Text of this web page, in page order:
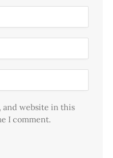
and website in this
I comment.